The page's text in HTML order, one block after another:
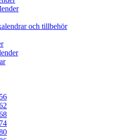
och tillbehör